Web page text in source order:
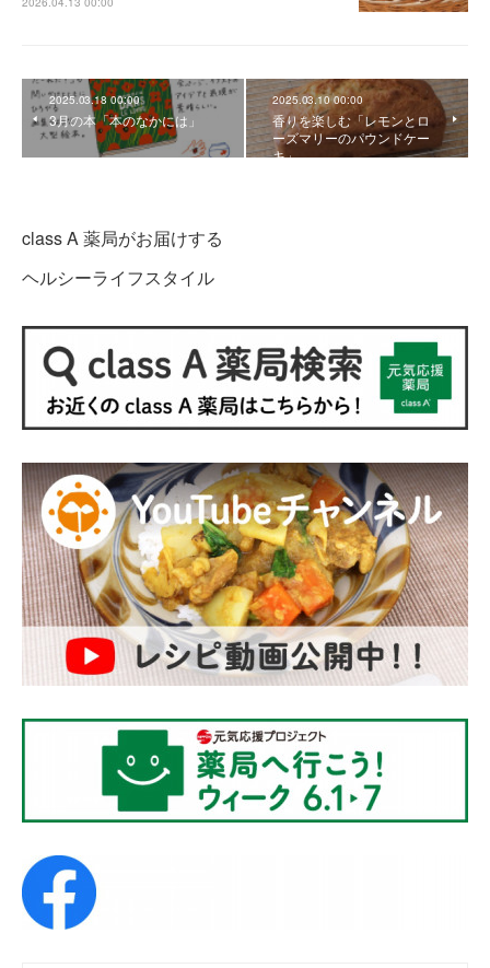
2025.03.18 00:00
3月の本「本のなかには」
2025.03.10 00:00
香りを楽しむ「レモンとロ
ーズマリーのパウンドケー
キ」
class A 薬局がお届けする
ヘルシーライフスタイル